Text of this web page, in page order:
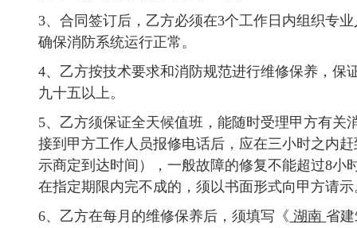
3、合同签订后，乙方必须在3个工作日内组织专
确保消防系统运行正常。
4、乙方按技术要求和消防规范进行维修保养，保
九十五以上。
5、乙方须保证全天候值班，能随时受理甲方有
接到甲方工作人员报修电话后，应在三小时之内
示商定到达时间），一般故障的修复不能超过8小
在指定期限内完不成的，须以书面形式向甲方请示
6、乙方在每月的维修保养后，须填写《 湖南省